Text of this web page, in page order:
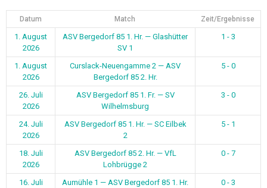
Datum Match Zeit/Ergebnisse
1. August
2026
ASV Bergedorf 85 1. Hr. — Glashütter
SV 1
1 - 3
1. August
2026
Curslack-Neuengamme 2 — ASV
Bergedorf 85 2. Hr.
5 - 0
26. Juli
2026
ASV Bergedorf 85 1. Fr. — SV
Wilhelmsburg
3 - 0
24. Juli
2026
ASV Bergedorf 85 1. Hr. — SC Eilbek
2
5 - 1
18. Juli
2026
ASV Bergedorf 85 2. Hr. — VfL
Lohbrügge 2
0 - 7
16. Juli
Aumühle 1 — ASV Bergedorf 85 1. Hr. 0 - 3